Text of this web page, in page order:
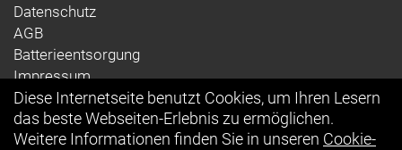
Datenschutz
AGB
Batterieentsorgung
Impressum
Ihr Einkauf
Diese Internetseite benutzt Cookies, um Ihren Lesern
das beste Webseiten-Erlebnis zu ermöglichen.
Weitere Informationen finden Sie in unseren Cookie-